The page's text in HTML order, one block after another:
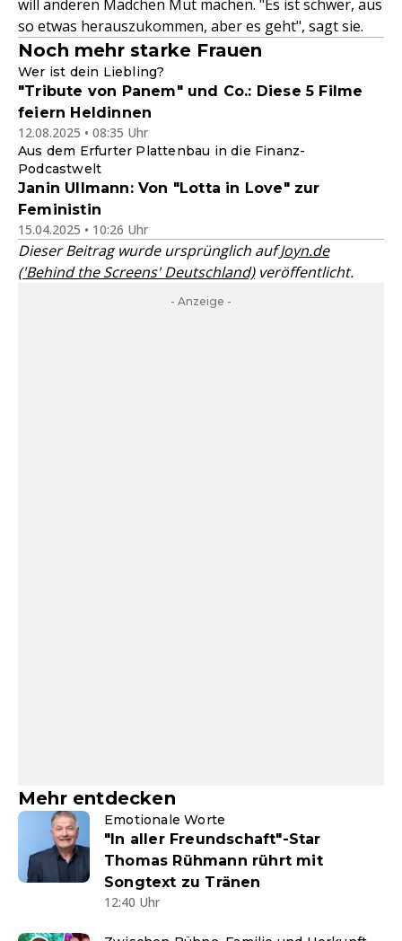
will anderen Mädchen Mut machen. "Es ist schwer, aus
so etwas herauszukommen, aber es geht", sagt sie.
Noch mehr starke Frauen
Wer ist dein Liebling?
"Tribute von Panem" und Co.: Diese 5 Filme
feiern Heldinnen
12.08.2025 • 08:35 Uhr
Aus dem Erfurter Plattenbau in die Finanz-
Podcastwelt
Janin Ullmann: Von "Lotta in Love" zur
Feministin
15.04.2025 • 10:26 Uhr
Dieser Beitrag wurde ursprünglich aufJoyn.de
('Behind the Screens' Deutschland)veröffentlicht.
- Anzeige -
Mehr entdecken
Emotionale Worte
"In aller Freundschaft"-Star
Thomas Rühmann rührt mit
Songtext zu Tränen
12:40 Uhr